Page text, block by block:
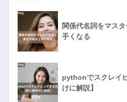
関係代名詞をマス
手くなる
pythonでスクレイ
けに解説】